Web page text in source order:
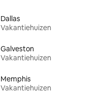
Dallas
Vakantiehuizen
Galveston
Vakantiehuizen
Memphis
Vakantiehuizen